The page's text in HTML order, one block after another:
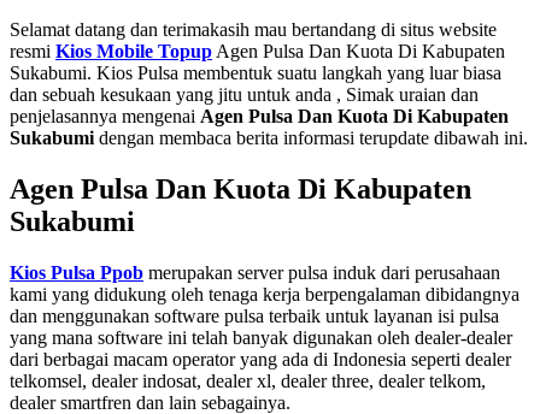
Selamat datang dan terimakasih mau bertandang di situs website
resmi Kios Mobile Topup Agen Pulsa Dan Kuota Di Kabupaten
Sukabumi. Kios Pulsa membentuk suatu langkah yang luar biasa
dan sebuah kesukaan yang jitu untuk anda , Simak uraian dan
penjelasannya mengenai Agen Pulsa Dan Kuota Di Kabupaten
Sukabumi dengan membaca berita informasi terupdate dibawah ini.
Agen Pulsa Dan Kuota Di Kabupaten
Sukabumi
Kios Pulsa Ppob merupakan server pulsa induk dari perusahaan
kami yang didukung oleh tenaga kerja berpengalaman dibidangnya
dan menggunakan software pulsa terbaik untuk layanan isi pulsa
yang mana software ini telah banyak digunakan oleh dealer-dealer
dari berbagai macam operator yang ada di Indonesia seperti dealer
telkomsel, dealer indosat, dealer xl, dealer three, dealer telkom,
dealer smartfren dan lain sebagainya.